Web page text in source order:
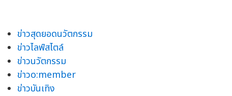
ข่าวสุดยอดนวัตกรรม
ข่าวไลฟ์สไตล์
ข่าวนวัตกรรม
ข่าวo:member
ข่าวบันเทิง